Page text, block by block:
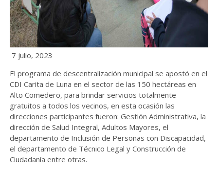
7 julio, 2023
El programa de descentralización municipal se apostó en el
CDI Carita de Luna en el sector de las 150 hectáreas en
Alto Comedero, para brindar servicios totalmente
gratuitos a todos los vecinos, en esta ocasión las
direcciones participantes fueron: Gestión Administrativa, la
dirección de Salud Integral, Adultos Mayores, el
departamento de Inclusión de Personas con Discapacidad,
el departamento de Técnico Legal y Construcción de
Ciudadanía entre otras.